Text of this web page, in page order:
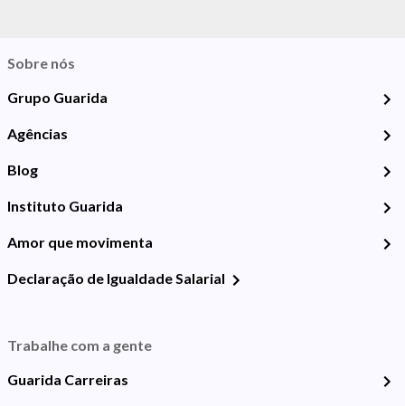
Sobre nós
Grupo Guarida
Agências
Blog
Instituto Guarida
Amor que movimenta
Declaração de Igualdade Salarial
Trabalhe com a gente
Guarida Carreiras